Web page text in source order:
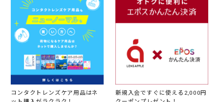
コンタクトレンズケア用品はネ
新規入会ですぐに使える2,000円